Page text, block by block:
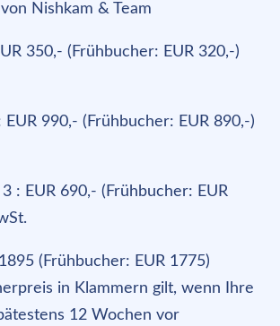
Nishkam & Team
350,- (Frühbucher: EUR 320,-)
EUR 990,- (Frühbucher: EUR 890,-)
: EUR 690,- (Frühbucher: EUR
(Frühbucher: EUR 1775)
in Klammern gilt, wenn Ihre
12 Wochen vor